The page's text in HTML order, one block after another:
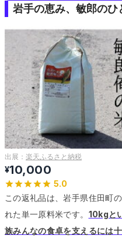
岩手の恵み、敏郎のひ
出展： 楽天ふるさと納税
¥10,000
5.0
この返礼品は、岩手県住田町
れた単一原料米です。 10kgと
族みんなの食卓を支えるには